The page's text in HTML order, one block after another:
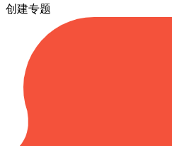
创建专题